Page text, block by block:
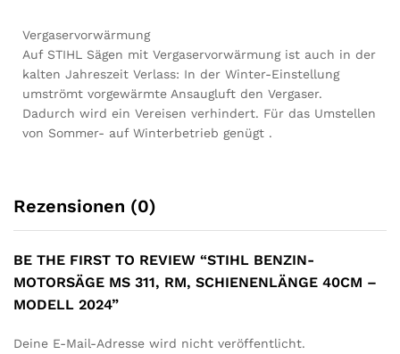
Vergaservorwärmung
Auf STIHL Sägen mit Vergaservorwärmung ist auch in der
kalten Jahreszeit Verlass: In der Winter-Einstellung
umströmt vorgewärmte Ansaugluft den Vergaser.
Dadurch wird ein Vereisen verhindert. Für das Umstellen
von Sommer- auf Winterbetrieb genügt .
Rezensionen (0)
BE THE FIRST TO REVIEW “STIHL BENZIN-
MOTORSÄGE MS 311, RM, SCHIENENLÄNGE 40CM –
MODELL 2024”
Deine E-Mail-Adresse wird nicht veröffentlicht.